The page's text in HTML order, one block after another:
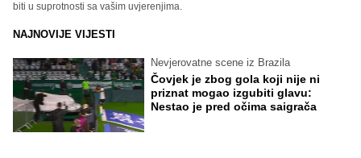
biti u suprotnosti sa vašim uvjerenjima.
NAJNOVIJE VIJESTI
Nevjerovatne scene iz Brazila
Čovjek je zbog gola koji nije ni
priznat mogao izgubiti glavu:
Nestao je pred očima saigrača